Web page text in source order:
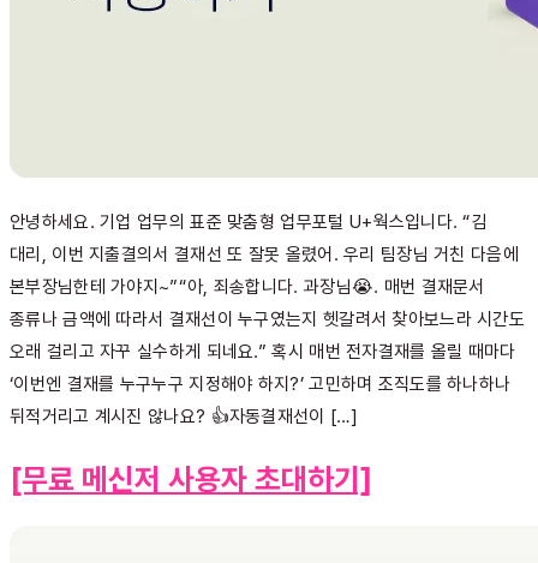
안녕하세요. 기업 업무의 표준 맞춤형 업무포털 U+웍스입니다. “김
대리, 이번 지출결의서 결재선 또 잘못 올렸어. 우리 팀장님 거친 다음에
본부장님한테 가야지~”“아, 죄송합니다. 과장님😭. 매번 결재문서
종류나 금액에 따라서 결재선이 누구였는지 헷갈려서 찾아보느라 시간도
오래 걸리고 자꾸 실수하게 되네요.” 혹시 매번 전자결재를 올릴 때마다
‘이번엔 결재를 누구누구 지정해야 하지?’ 고민하며 조직도를 하나하나
뒤적거리고 계시진 않나요? 👍자동결재선이 […]
[무료 메신저 사용자 초대하기]